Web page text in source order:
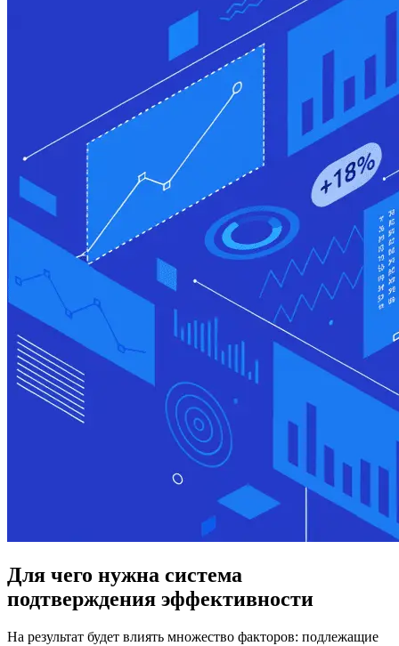
Для чего нужна система
подтверждения эффективности
На результат будет влиять множество факторов: подлежащие